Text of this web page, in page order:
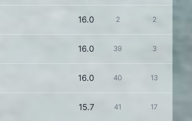
16.0 2 2
16.0 39 3
16.0 40 13
15.7 41 17